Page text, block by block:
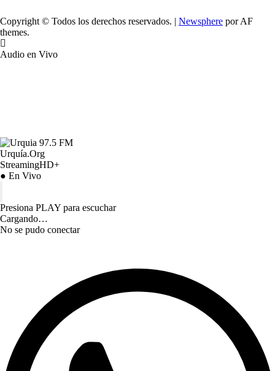
Copyright © Todos los derechos reservados. | Newsphere por AF
themes.
Audio en Vivo
Urquía.Org
StreamingHD+
● En Vivo
Presiona PLAY para escuchar
Cargando…
No se pudo conectar